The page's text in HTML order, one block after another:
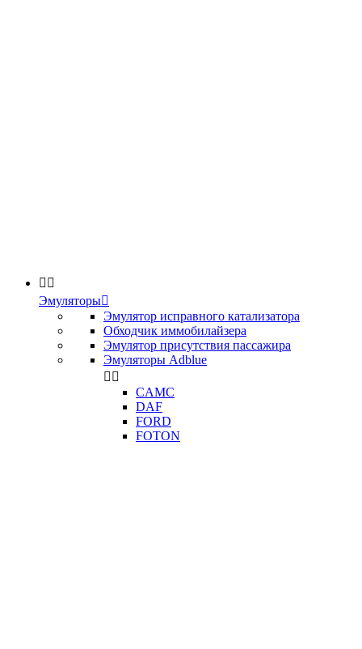
 
Эмуляторы
Эмулятор исправного катализатора
Обходчик иммобилайзера
Эмулятор присутствия пассажира
Эмуляторы Adblue
 
CAMC
DAF
FORD
FOTON